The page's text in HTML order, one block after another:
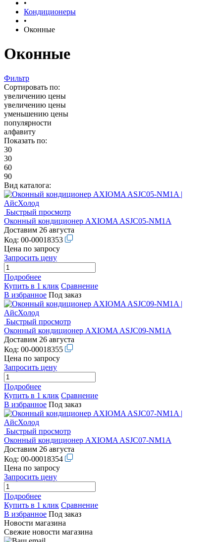
•
Кондиционеры
•
Оконные
Оконные
Фильтр
Сортировать по:
увеличению цены
увеличению цены
уменьшению цены
популярности
алфавиту
Показать по:
30
30
60
90
Вид каталога:
Быстрый просмотр
Оконный кондиционер AXIOMA ASJC05-NM1A
Доставим 26 августа
Код: 00-00018353
Цена по запросу
Запросить цену
Подробнее
Купить в 1 клик Сравнение
В избранное Под заказ
Быстрый просмотр
Оконный кондиционер AXIOMA ASJC09-NM1A
Доставим 26 августа
Код: 00-00018355
Цена по запросу
Запросить цену
Подробнее
Купить в 1 клик Сравнение
В избранное Под заказ
Быстрый просмотр
Оконный кондиционер AXIOMA ASJC07-NM1A
Доставим 26 августа
Код: 00-00018354
Цена по запросу
Запросить цену
Подробнее
Купить в 1 клик Сравнение
В избранное Под заказ
Новости магазина
Свежие новости магазина